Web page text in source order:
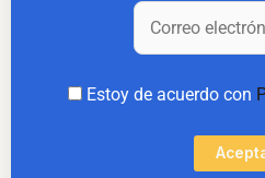
Estoy de acuerdo con